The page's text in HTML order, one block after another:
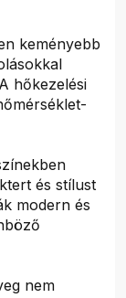
keményebb
hőkezelési
és stílust
modern és
nem